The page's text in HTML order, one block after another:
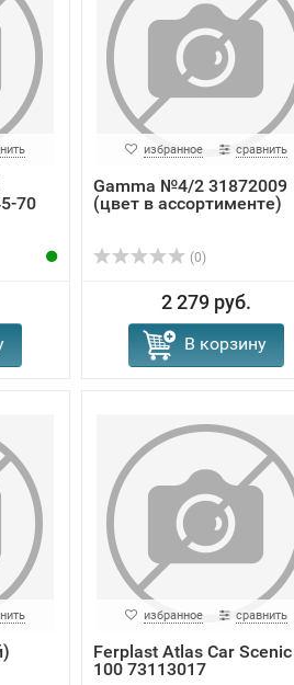
70
избранное сравнить
Gamma №4/2 31872009
(цвет в ассортименте)
(0)
2 279 руб.
В корзину
избранное сравнить
Ferplast Atlas Car Scenic
100 73113017